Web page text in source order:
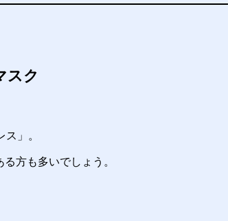
スク
」。
方も多いでしょう。